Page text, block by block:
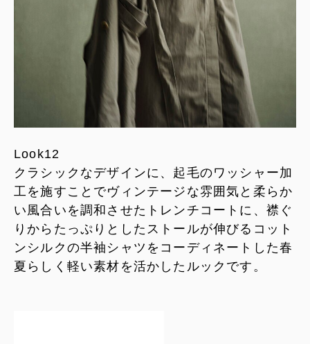
Look12
クラシックなデザインに、起毛のワッシャー加
工を施すことでヴィンテージな雰囲気と柔らか
い風合いを調和させたトレンチコートに、襟ぐ
りからたっぷりとしたストールが伸びるコット
ンシルクの半袖シャツをコーディネートした春
夏らしく軽い素材を活かしたルックです。